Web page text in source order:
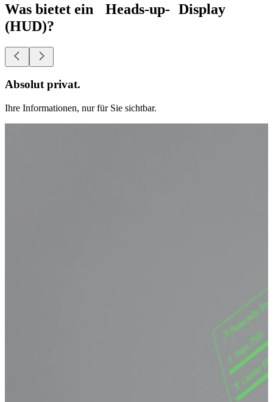
Was bietet ein Heads-up- Display
(HUD)?
Absolut privat.
Ihre Informationen, nur für Sie sichtbar.